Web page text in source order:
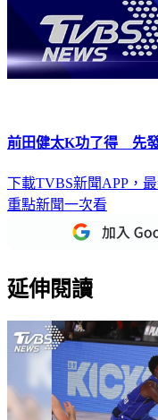
前田健太K功了得 先
下載TVBS新聞APP，
重點新聞一次看
延伸閱讀